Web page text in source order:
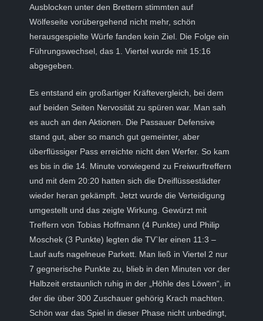
Ausblocken unter den Brettern stimmten auf
Wölfeseite vorübergehend nicht mehr, schön
herausgespielte Würfe fanden kein Ziel. Die Folge ein
Führungswechsel, das 1. Viertel wurde mit 15:16
abgegeben.
Es entstand ein großartiger Kräftevergleich, bei dem
auf beiden Seiten Nervosität zu spüren war. Man sah
es auch an den Aktionen. Die Passauer Defensive
stand gut, aber so manch gut gemeinter, aber
überflüssiger Pass erreichte nicht den Werfer. So kam
es bis in die 14. Minute vorwiegend zu Freiwurftreffern
und mit dem 20:20 hatten sich die Dreiflüssestädter
wieder heran gekämpft. Jetzt wurde die Verteidigung
umgestellt und das zeigte Wirkung. Gewürzt mit
Treffern von Tobias Hoffmann (4 Punkte) und Philip
Moschek (3 Punkte) legten die TV`ler einen 11:3 –
Lauf aufs nagelneue Parkett. Man ließ in Viertel 2 nur
7 gegnerische Punkte zu, blieb in den Minuten vor der
Halbzeit erstaunlich ruhig in der „Höhle des Löwen“, in
der die über 300 Zuschauer gehörig Krach machten.
Schön war das Spiel in dieser Phase nicht unbedingt,